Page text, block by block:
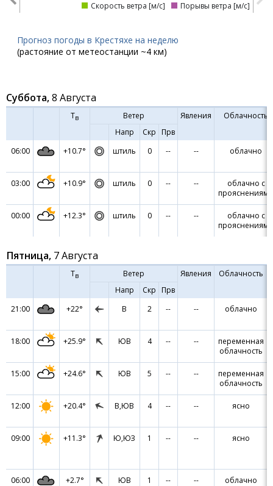
Порывы ветра [м/с]
Скорость ветра [м/с]
Прогноз погоды в Крестяхе на неделю
(растояние от метеостанции ~4 км)
Суббота,8 Августа
Тв Ветер Явления
Облачность
Напр
Скр Прв
06:00
+10.7° штиль 0 -- -- облачно
03:00 +10.9° штиль 0 -- --
облачно с
прояснениями
00:00 +12.3° штиль 0 -- --
облачно с
прояснениями
Пятница, 7 Августа
Тв Ветер Явления
Облачность
Напр
Скр Прв
21:00
+22° В 2 -- -- облачно
18:00 +25.9° ЮВ 4 -- --
переменная
облачность
15:00 +24.6° ЮВ 5 -- --
переменная
облачность
12:00 +20.4° В,ЮВ 4 -- -- ясно
09:00 +11.3° Ю,ЮЗ 1 -- -- ясно
06:00 +2.7° ЮВ 1 -- -- облачно